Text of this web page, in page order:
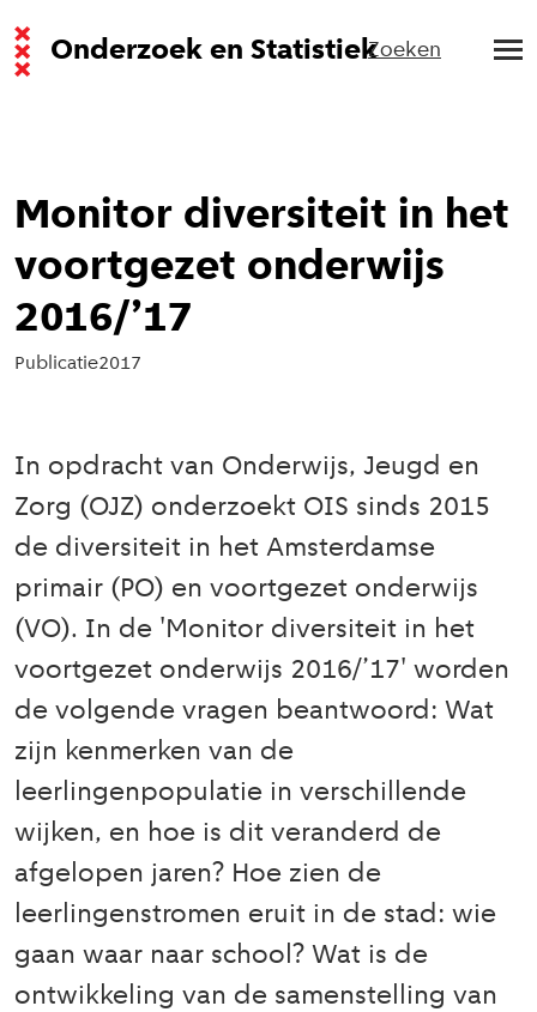
Onderzoek en StatistiekZoeken
Monitor diversiteit in het
voortgezet onderwijs
2016/’17
Publicatie2017
In opdracht van Onderwijs, Jeugd en
Zorg (OJZ) onderzoekt OIS sinds 2015
de diversiteit in het Amsterdamse
primair (PO) en voortgezet onderwijs
(VO). In de 'Monitor diversiteit in het
voortgezet onderwijs 2016/’17' worden
de volgende vragen beantwoord: Wat
zijn kenmerken van de
leerlingenpopulatie in verschillende
wijken, en hoe is dit veranderd de
afgelopen jaren? Hoe zien de
leerlingenstromen eruit in de stad: wie
gaan waar naar school? Wat is de
ontwikkeling van de samenstelling van